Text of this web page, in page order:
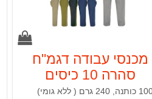
מכנסי עבודה דגמ"ח
סהרה 10 כיסים
SIGNET
גרם ( ללא גומי)